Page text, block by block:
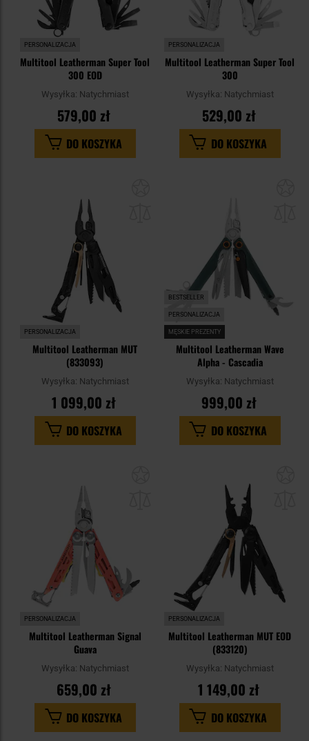
PERSONALIZACJA
Multitool Leatherman Super Tool
300 EOD
Wysyłka: Natychmiast
579,00 zł
DO KOSZYKA
PERSONALIZACJA
Multitool Leatherman Super Tool
300
Wysyłka: Natychmiast
529,00 zł
DO KOSZYKA
PERSONALIZACJA
Multitool Leatherman MUT
(833093)
Wysyłka: Natychmiast
1 099,00 zł
DO KOSZYKA
BESTSELLER
PERSONALIZACJA
MĘSKIE PREZENTY
Multitool Leatherman Wave
Alpha - Cascadia
Wysyłka: Natychmiast
999,00 zł
DO KOSZYKA
PERSONALIZACJA
Multitool Leatherman Signal
Guava
Wysyłka: Natychmiast
659,00 zł
DO KOSZYKA
PERSONALIZACJA
Multitool Leatherman MUT EOD
(833120)
Wysyłka: Natychmiast
1 149,00 zł
DO KOSZYKA